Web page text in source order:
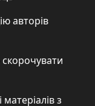
авторів
з